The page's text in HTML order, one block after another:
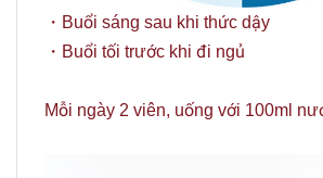
・Buổi sáng sau khi thức dậy
・Buổi tối trước khi đi ngủ
Mỗi ngày 2 viên, uống với 100ml